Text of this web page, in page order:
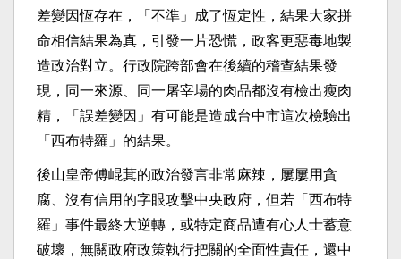
差變因恆存在，「不準」成了恆定性，結果大家拼
命相信結果為真，引發一片恐慌，政客更惡毒地製
造政治對立。行政院跨部會在後續的稽查結果發
現，同一來源、同一屠宰場的肉品都沒有檢出瘦肉
精，「誤差變因」有可能是造成台中市這次檢驗出
「西布特羅」的結果。
後山皇帝傅崐萁的政治發言非常麻辣，屢屢用貪
腐、沒有信用的字眼攻擊中央政府，但若「西布特
羅」事件最終大逆轉，或特定商品遭有心人士蓄意
破壞，無關政府政策執行把關的全面性責任，還中